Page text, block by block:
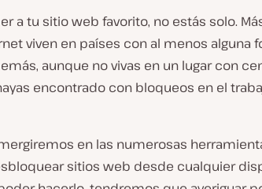
a tu sitio web favorito, no estás solo.
viven en países con al menos alguna
aunque no vivas en un lugar con
encontrado con bloqueos en el
en las numerosas
sitios web desde cualquier